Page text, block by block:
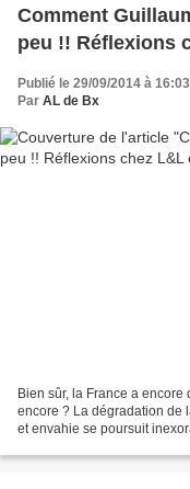
Comment
peu !! Réflexions
Publié le 29/09/2014 à 16:03
Par AL de Bx
Bien sûr, la France a
encore ? La dégradation de
et envahie se poursuit